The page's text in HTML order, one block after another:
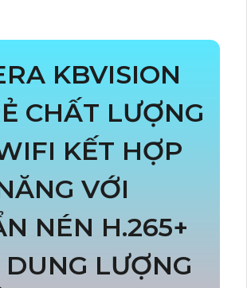
KBVISION
CHẤT LƯỢNG
KẾT HỢP
VỚI
NÉN H.265+
LƯỢNG